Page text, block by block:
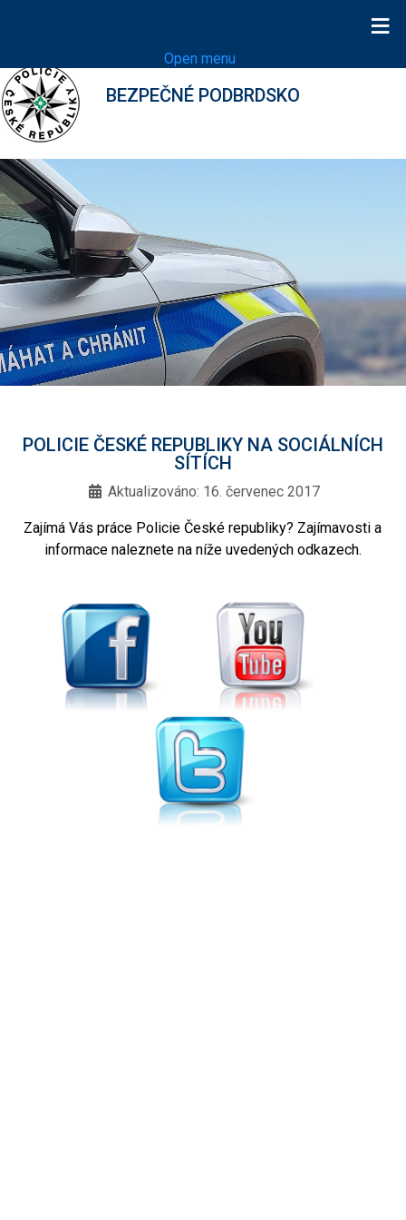
≡
Open menu
BEZPEČNÉ PODBRDSKO
POLICIE ČESKÉ REPUBLIKY NA SOCIÁLNÍCH
SÍTÍCH
Aktualizováno: 16. červenec 2017
Zajímá Vás práce Policie České republiky? Zajímavosti a
informace naleznete na níže uvedených odkazech.